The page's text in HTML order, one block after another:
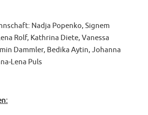
Nadja Popenko, Signem
Rolf, Kathrina Diete, Vanessa
Dammler, Bedika Aytin, Johanna
Lena Puls